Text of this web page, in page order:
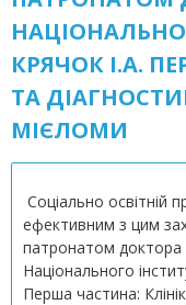
КРЯЧОК І.А.
ТА
МІЄЛОМИ
Соціально освітній
ефективним з цим
патронатом
Національного
Перша частина: